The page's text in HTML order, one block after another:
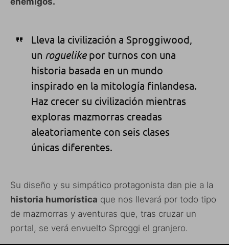
Lleva la civilización a Sproggiwood,
un roguelikepor turnos con una
historia basada en un mundo
inspirado en la mitología finlandesa.
Haz crecer su civilización mientras
exploras mazmorras creadas
aleatoriamente con seis clases
únicas diferentes.
Su diseño y su simpático protagonista dan pie a la
historia humorística que nos llevará por todo tipo
de mazmorras y aventuras que, tras cruzar un
portal, se verá envuelto Sproggi el granjero.